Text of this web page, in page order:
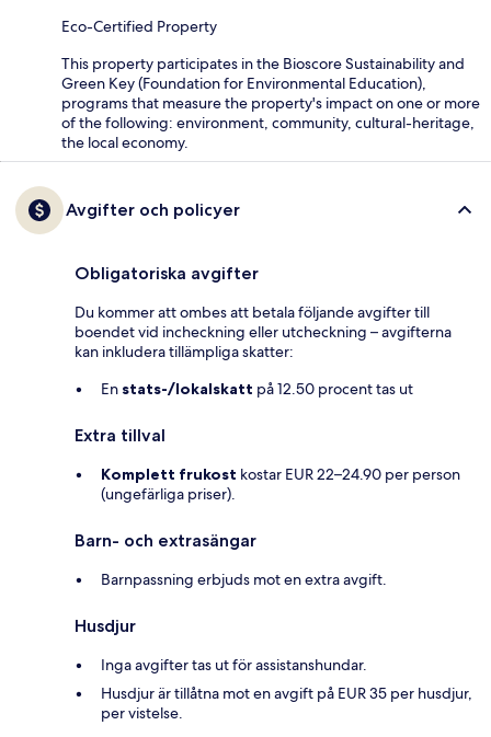
Eco-Certified Property
This property participates in the Bioscore Sustainability and
Green Key (Foundation for Environmental Education),
programs that measure the property's impact on one or more
of the following: environment, community, cultural-heritage,
the local economy.
Avgifter och policyer
Obligatoriska avgifter
Du kommer att ombes att betala följande avgifter till
boendet vid incheckning eller utcheckning – avgifterna
kan inkludera tillämpliga skatter:
En stats-/lokalskatt på 12.50 procent tas ut
Extra tillval
Komplett frukost kostar EUR 22–24.90 per person
(ungefärliga priser).
Barn- och extrasängar
Barnpassning erbjuds mot en extra avgift.
Husdjur
Inga avgifter tas ut för assistanshundar.
Husdjur är tillåtna mot en avgift på EUR 35 per husdjur,
per vistelse.